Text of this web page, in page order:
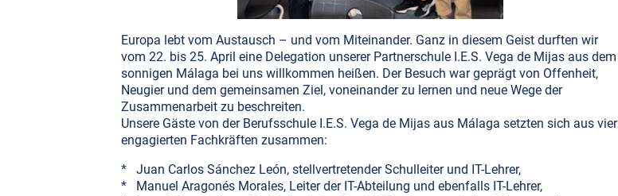
Europa lebt vom Austausch – und vom Miteinander. Ganz in diesem Geist durften wir
vom 22. bis 25. April eine Delegation unserer Partnerschule I.E.S. Vega de Mijas aus dem
sonnigen Málaga bei uns willkommen heißen. Der Besuch war geprägt von Offenheit,
Neugier und dem gemeinsamen Ziel, voneinander zu lernen und neue Wege der
Zusammenarbeit zu beschreiten.
Unsere Gäste von der Berufsschule I.E.S. Vega de Mijas aus Málaga setzten sich aus vier
engagierten Fachkräften zusammen:
* Juan Carlos Sánchez León, stellvertretender Schulleiter und IT-Lehrer,
* Manuel Aragonés Morales, Leiter der IT-Abteilung und ebenfalls IT-Lehrer,